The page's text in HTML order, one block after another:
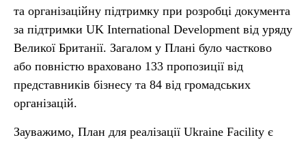
та організаційну підтримку при розробці документа
за підтримки UK International Development від уряду
Великої Британії. Загалом у Плані було частково
або повністю враховано 133 пропозиції від
представників бізнесу та 84 від громадських
організацій.
Зауважимо, План для реалізації Ukraine Facility є